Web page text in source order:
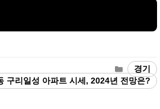
Categories
경기
구리일성 아파트 시세, 2024년 전망은?